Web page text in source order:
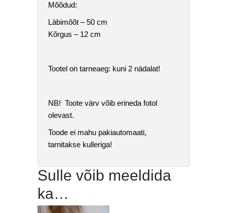
Mõõdud:
Läbimõõt – 50 cm
Kõrgus – 12 cm
Tootel on tarneaeg: kuni 2 nädalat!
NB! Toote värv võib erineda fotol
olevast.
Toode ei mahu pakiautomaati,
tarnitakse kulleriga!
Sulle võib meeldida
ka…